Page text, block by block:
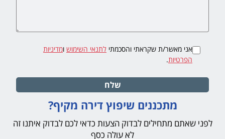
אני מאשר/ת שקראתי והסכמתי לתנאי השימוש ומדיניות
הפרטיות.
שלח
מתכננים שיפוץ דירה מקיף?
לפני שאתם מתחילים לבדוק הצעות כדאי לכם לבדוק איתנו זה
לא עולה כסף